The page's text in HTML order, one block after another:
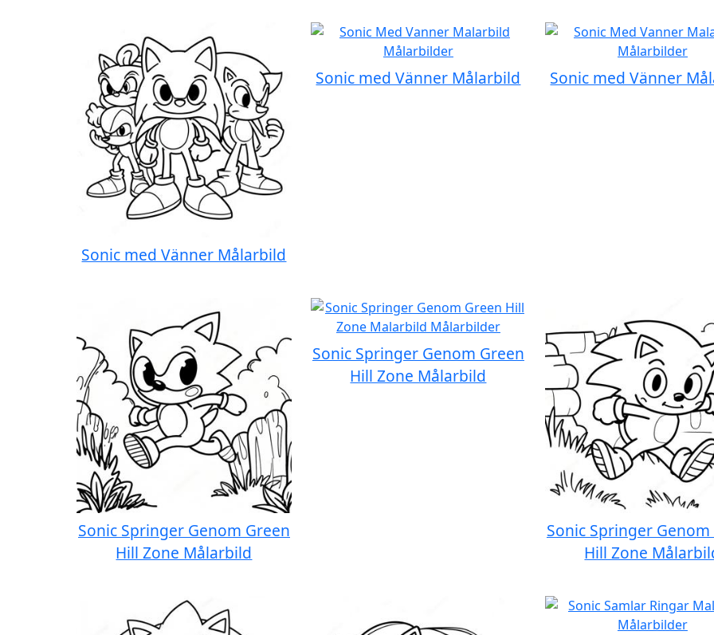
Sonic med Vänner Målarbild
Sonic med Vänner Målarbild Sonic med Vänner
Sonic Springer Genom Green
Hill Zone Målarbild
Sonic Springer Genom Green
Hill Zone Målarbild
Sonic Springer
Hill Zone